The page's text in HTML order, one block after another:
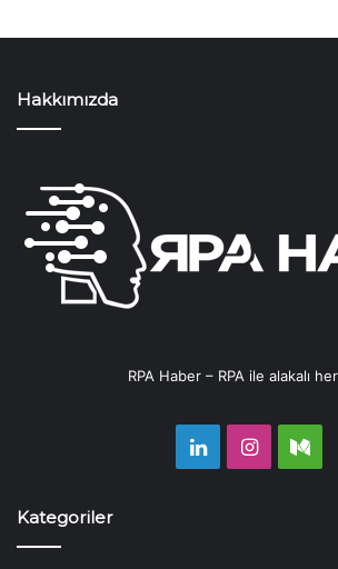
Hakkımızda
RPA Haber – RPA ile alakalı
LinkedIn
Kategoriler